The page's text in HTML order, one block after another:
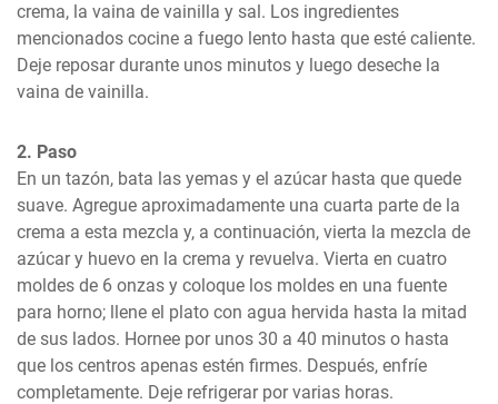
crema, la vaina de vainilla y sal. Los ingredientes
mencionados cocine a fuego lento hasta que esté caliente.
Deje reposar durante unos minutos y luego deseche la
vaina de vainilla.
2. Paso
En un tazón, bata las yemas y el azúcar hasta que quede
suave. Agregue aproximadamente una cuarta parte de la
crema a esta mezcla y, a continuación, vierta la mezcla de
azúcar y huevo en la crema y revuelva. Vierta en cuatro
moldes de 6 onzas y coloque los moldes en una fuente
para horno; llene el plato con agua hervida hasta la mitad
de sus lados. Hornee por unos 30 a 40 minutos o hasta
que los centros apenas estén firmes. Después, enfríe
completamente. Deje refrigerar por varias horas.